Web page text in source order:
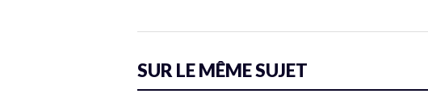
SUR LE MÊME SUJET